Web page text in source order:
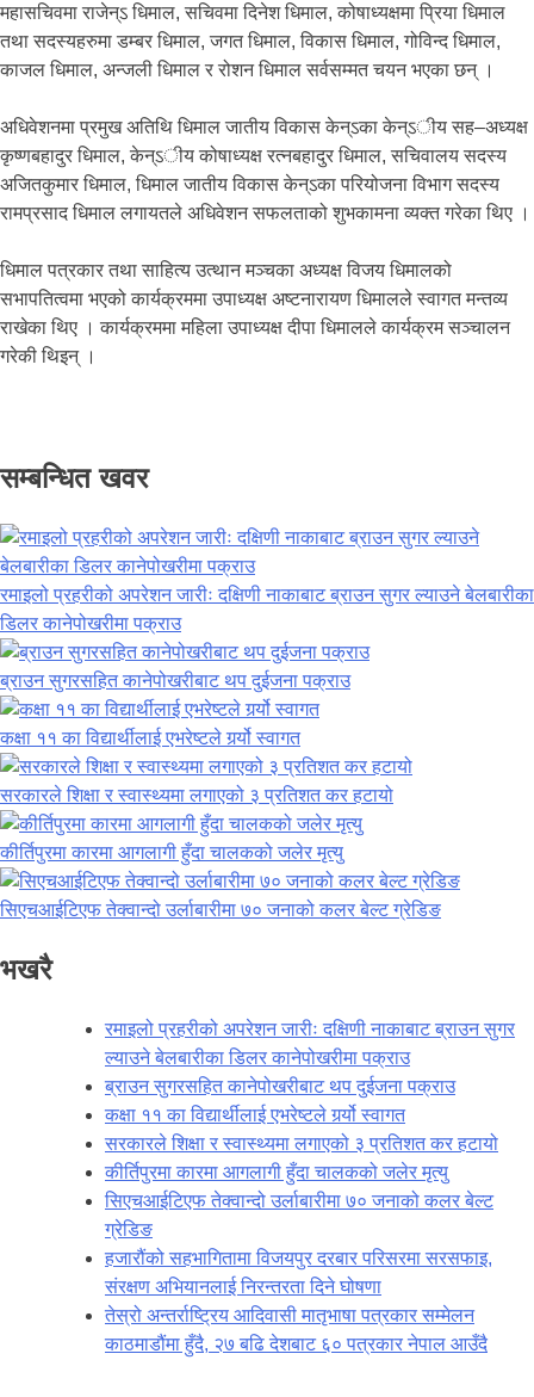
महासचिवमा राजेन्ऽ धिमाल, सचिवमा दिनेश धिमाल, कोषाध्यक्षमा प्रिया धिमाल
तथा सदस्यहरुमा डम्बर धिमाल, जगत धिमाल, विकास धिमाल, गोविन्द धिमाल,
काजल धिमाल, अन्जली धिमाल र रोशन धिमाल सर्वसम्मत चयन भएका छन् ।
अधिवेशनमा प्रमुख अतिथि धिमाल जातीय विकास केन्ऽका केन्ऽीय सह–अध्यक्ष
कृष्णबहादुर धिमाल, केन्ऽीय कोषाध्यक्ष रत्नबहादुर धिमाल, सचिवालय सदस्य
अजितकुमार धिमाल, धिमाल जातीय विकास केन्ऽका परियोजना विभाग सदस्य
रामप्रसाद धिमाल लगायतले अधिवेशन सफलताको शुभकामना व्यक्त गरेका थिए ।
धिमाल पत्रकार तथा साहित्य उत्थान मञ्चका अध्यक्ष विजय धिमालको
सभापतित्वमा भएको कार्यक्रममा उपाध्यक्ष अष्टनारायण धिमालले स्वागत मन्तव्य
राखेका थिए । कार्यक्रममा महिला उपाध्यक्ष दीपा धिमालले कार्यक्रम सञ्चालन
गरेकी थिइन् ।
सम्बन्धित खवर
रमाइलो प्रहरीको अपरेशन जारीः दक्षिणी नाकाबाट ब्राउन सुगर ल्याउने बेलबारीका
डिलर कानेपोखरीमा पक्राउ
ब्राउन सुगरसहित कानेपोखरीबाट थप दुईजना पक्राउ
कक्षा ११ का विद्यार्थीलाई एभरेष्टले गर्र्यो स्वागत
सरकारले शिक्षा र स्वास्थ्यमा लगाएको ३ प्रतिशत कर हटायो
कीर्तिपुरमा कारमा आगलागी हुँदा चालकको जलेर मृत्यु
सिएचआईटिएफ तेक्वान्दो उर्लाबारीमा ७० जनाको कलर बेल्ट ग्रेडिङ
भखरै
रमाइलो प्रहरीको अपरेशन जारीः दक्षिणी नाकाबाट ब्राउन सुगर
ल्याउने बेलबारीका डिलर कानेपोखरीमा पक्राउ
ब्राउन सुगरसहित कानेपोखरीबाट थप दुईजना पक्राउ
कक्षा ११ का विद्यार्थीलाई एभरेष्टले गर्र्यो स्वागत
सरकारले शिक्षा र स्वास्थ्यमा लगाएको ३ प्रतिशत कर हटायो
कीर्तिपुरमा कारमा आगलागी हुँदा चालकको जलेर मृत्यु
सिएचआईटिएफ तेक्वान्दो उर्लाबारीमा ७० जनाको कलर बेल्ट
ग्रेडिङ
हजारौंको सहभागितामा विजयपुर दरबार परिसरमा सरसफाइ,
संरक्षण अभियानलाई निरन्तरता दिने घोषणा
तेस्रो अन्तर्राष्ट्रिय आदिवासी मातृभाषा पत्रकार सम्मेलन
काठमाडौंमा हुँदै, २७ बढि देशबाट ६० पत्रकार नेपाल आउँदै